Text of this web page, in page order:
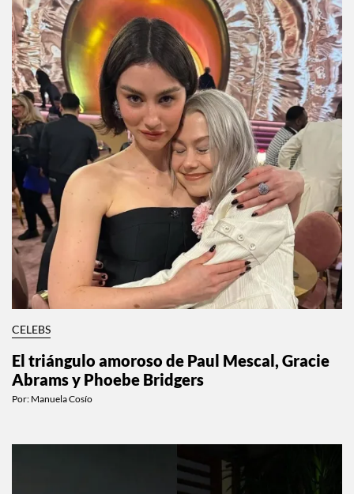
CELEBS
El triángulo amoroso de Paul Mescal, Gracie
Abrams y Phoebe Bridgers
Por: Manuela Cosío